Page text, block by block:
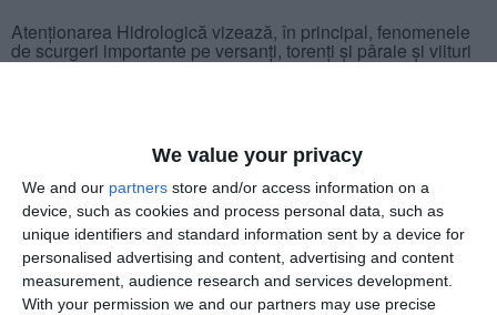
We value your privacy
We and our partners store and/or access information on a
device, such as cookies and process personal data, such as
unique identifiers and standard information sent by a device for
personalised advertising and content, advertising and content
measurement, audience research and services development.
With your permission we and our partners may use precise
Atenţionarea Hidrologică vizează, în principal, fenomenele
de scurgeri importante pe versanţi, torenţi şi pâraie și viituri
rapide pe râurile mici
rapide pe râurile mici cu posibile efecte de inundaţii locale.
Potrivit hidrologilor, fenomenele potenţial periculoase
prognozate se pot produce şi pe afluenţi de grad inferior ai
râurilor marcate pe hartă, precum şi pe cursurile de apă
necadastrate, în bazinele hidrografice vizate.